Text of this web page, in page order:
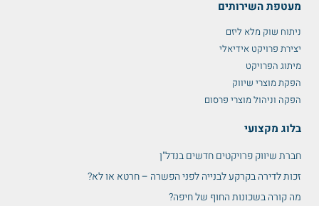
מעטפת השירותים
ניתוח שוק מלא ליזם
יצירת פרויקט אידיאלי
מיתוג הפרויקט
הפקת מוצרי שיווק
הפקה וניהול מוצרי פרסום
בלוג מקצועי
חברת שיווק פרויקטים חדשים בנדל"ן
זכות לדירה בקרקע לבנייה לפני הפשרה – חרטא או לא?
מה קורה בשכונות החוף של חיפה?